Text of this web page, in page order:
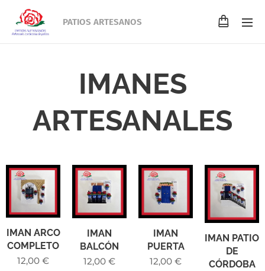
PATIOS ARTESANOS
IMANES
ARTESANALES
IMAN ARCO
COMPLETO
12,00 €
IMAN
BALCÓN
12,00 €
IMAN
PUERTA
12,00 €
IMAN PATIO
DE
CÓRDOBA